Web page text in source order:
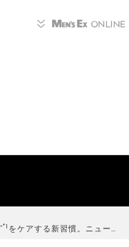
*1 をケアする新習慣。ニュー…